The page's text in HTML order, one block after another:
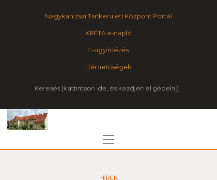
Nagykanizsai Tankerületi Központ Portál
KRÉTA e-napló
E-ügyintézés
Elérhetőségek
Keresés
HÍREK